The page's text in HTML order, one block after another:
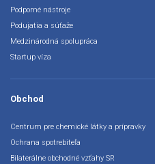
Podporné nástroje
Podujatia a súťaže
Medzinárodná spolupráca
Startup víza
Obchod
Centrum pre chemické látky a prípravky
Ochrana spotrebiteľa
Bilaterálne obchodné vzťahy SR